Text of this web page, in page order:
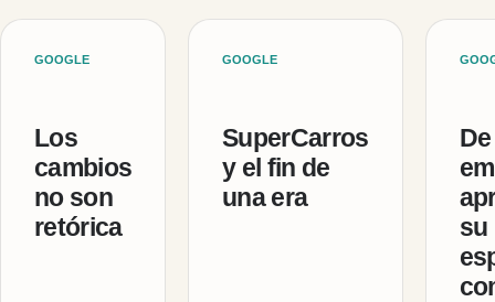
GOOGLE
Los
cambios
no son
retórica
GOOGLE
SuperCarros
y el fin de
una era
su